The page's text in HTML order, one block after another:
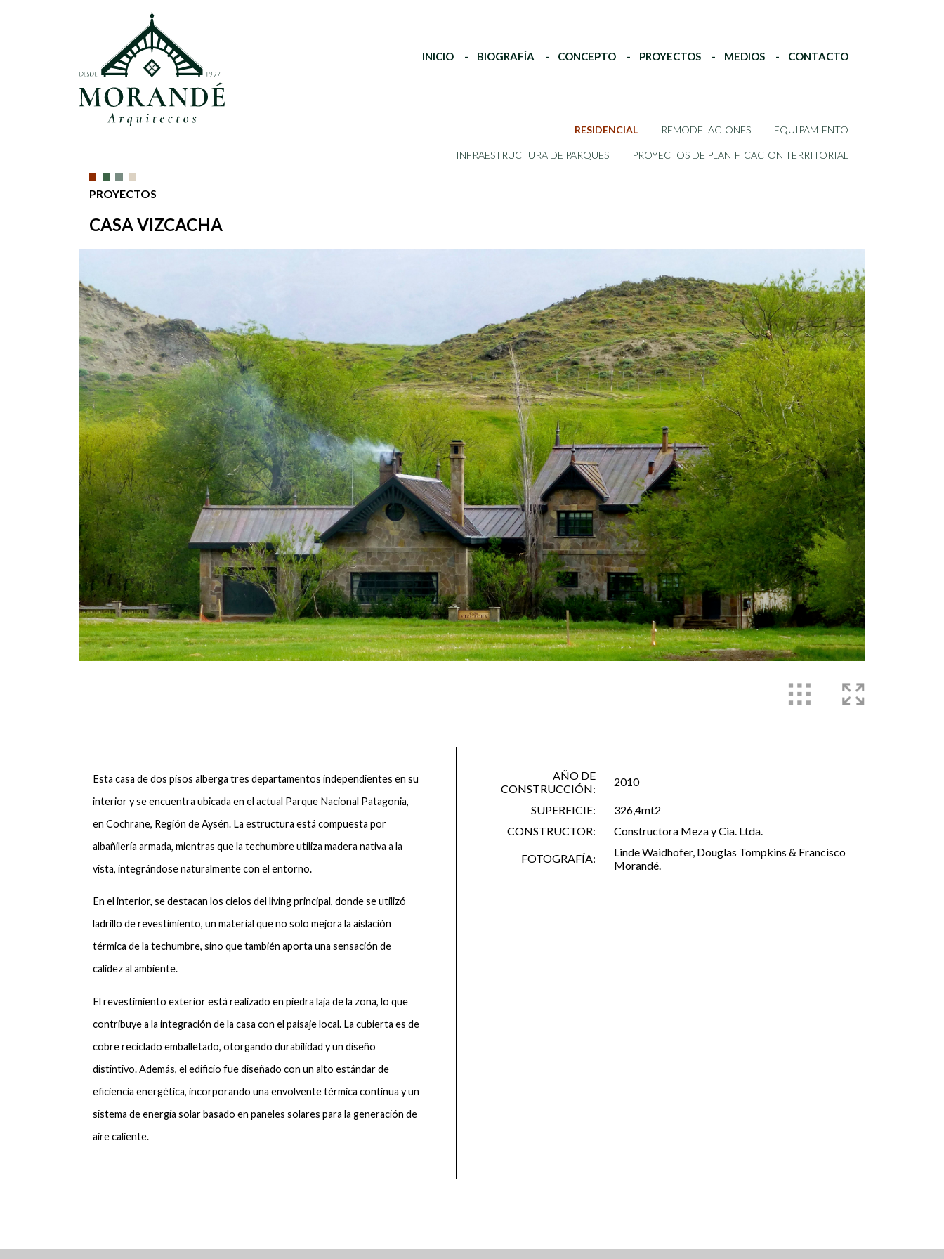
INICIO BIOGRAFÍA CONCEPTO PROYECTOS MEDIOS CONTACTO
RESIDENCIAL REMODELACIONES EQUIPAMIENTO
INFRAESTRUCTURA DE PARQUES PROYECTOS DE PLANIFICACION TERRITORIAL
PROYECTOS
CASA VIZCACHA
Esta casa de dos pisos alberga tres departamentos independientes en su
interior y se encuentra ubicada en el actual Parque Nacional Patagonia,
en Cochrane, Región de Aysén. La estructura está compuesta por
albañilería armada, mientras que la techumbre utiliza madera nativa a la
vista, integrándose naturalmente con el entorno.
En el interior, se destacan los cielos del living principal, donde se utilizó
ladrillo de revestimiento, un material que no solo mejora la aislación
térmica de la techumbre, sino que también aporta una sensación de
calidez al ambiente.
El revestimiento exterior está realizado en piedra laja de la zona, lo que
contribuye a la integración de la casa con el paisaje local. La cubierta es de
cobre reciclado emballetado, otorgando durabilidad y un diseño
distintivo. Además, el edificio fue diseñado con un alto estándar de
eficiencia energética, incorporando una envolvente térmica continua y un
sistema de energía solar basado en paneles solares para la generación de
aire caliente.
AÑO DE
CONSTRUCCIÓN:
2010
SUPERFICIE:
326,4mt2
CONSTRUCTOR:
Constructora Meza y Cia. Ltda.
FOTOGRAFÍA:
Linde Waidhofer, Douglas Tompkins & Francisco
Morandé.